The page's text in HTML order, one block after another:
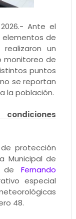
Ante el
elementos de
realizaron un
monitoreo de
puntos
se reportan
la población.
protección
Municipal de
deFernando
especial
48.